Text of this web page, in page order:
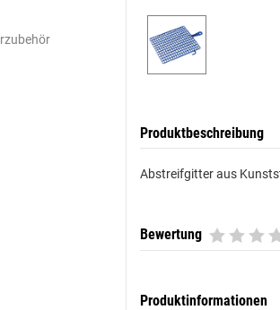
Produktbeschreibung
Abstreifgitter aus
Bewertung
Produktinformationen